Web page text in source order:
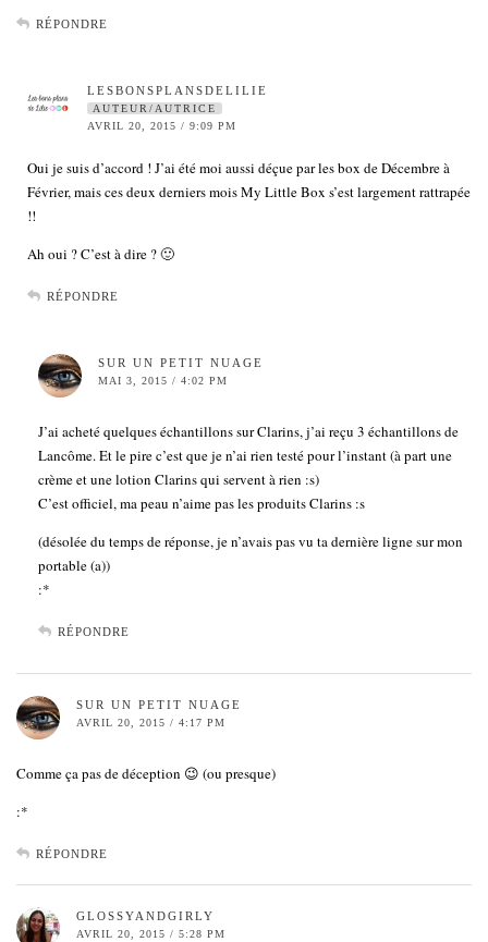
RÉPONDRE
LESBONSPLANSDELILIE
AUTEUR/AUTRICE
AVRIL 20, 2015 / 9:09 PM
Oui je suis d’accord ! J’ai été moi aussi déçue par les box de Décembre à
Février, mais ces deux derniers mois My Little Box s’est largement rattrapée
!!
Ah oui ? C’est à dire ? 🙂
RÉPONDRE
SUR UN PETIT NUAGE
MAI 3, 2015 / 4:02 PM
J’ai acheté quelques échantillons sur Clarins, j’ai reçu 3 échantillons de
Lancôme. Et le pire c’est que je n’ai rien testé pour l’instant (à part une
crème et une lotion Clarins qui servent à rien :s)
C’est officiel, ma peau n’aime pas les produits Clarins :s
(désolée du temps de réponse, je n’avais pas vu ta dernière ligne sur mon
portable (a))
:*
RÉPONDRE
SUR UN PETIT NUAGE
AVRIL 20, 2015 / 4:17 PM
Comme ça pas de déception 😉 (ou presque)
:*
RÉPONDRE
GLOSSYANDGIRLY
AVRIL 20, 2015 / 5:28 PM